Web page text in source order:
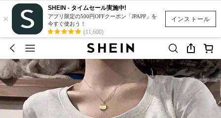
インストール
×
SHEIN - タイムセール実施中!
アプリ限定の500円OFFクーポン「JPAPP」を
今すぐ使おう！
(11,600)